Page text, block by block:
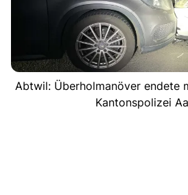
Abtwil: Überholmanöver endete
Kantonspolizei